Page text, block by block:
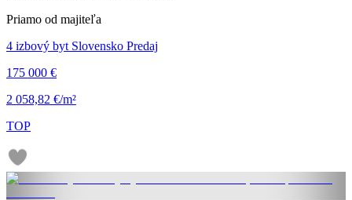
Priamo od majiteľa
4 izbový byt Slovensko Predaj
175 000 €
2 058,82 €/m²
TOP